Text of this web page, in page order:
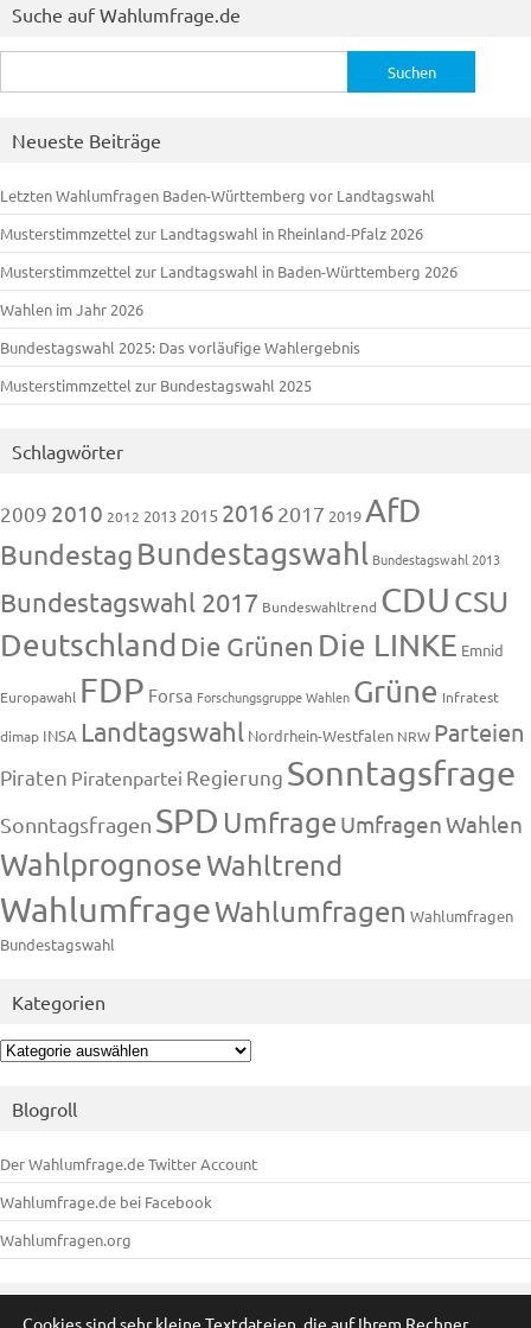
Suche auf Wahlumfrage.de
nach:
Neueste Beiträge
Letzten Wahlumfragen Baden-Württemberg vor Landtagswahl
Musterstimmzettel zur Landtagswahl in Rheinland-Pfalz 2026
Musterstimmzettel zur Landtagswahl in Baden-Württemberg 2026
Wahlen im Jahr 2026
Bundestagswahl 2025: Das vorläufige Wahlergebnis
Musterstimmzettel zur Bundestagswahl 2025
Schlagwörter
2009 2010 2012 2013 2015 20162017 2019AfD
Bundestag Bundestagswahl Bundestagswahl 2013
Bundestagswahl 2017 Bundeswahltrend CDUCSU
Deutschland Die Grünen Die LINKE Emnid
Europawahl FDP Forsa Forschungsgruppe Wahlen Grüne Infratest
dimap INSA Landtagswahl Nordrhein-Westfalen NRW Parteien
Piraten Piratenpartei Regierung Sonntagsfrage
Sonntagsfragen SPD Umfrage UmfragenWahlen
WahlprognoseWahltrend
WahlumfrageWahlumfragen Wahlumfragen
Bundestagswahl
Kategorien
Kategorien
Blogroll
Der Wahlumfrage.de Twitter Account
Wahlumfrage.de bei Facebook
Wahlumfragen.org
Cookies sind sehr kleine Textdateien, die auf Ihrem Rechner